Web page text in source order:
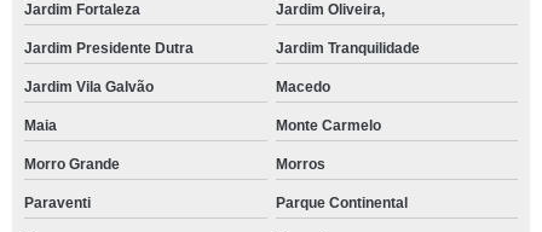
Jardim Fortaleza Jardim Oliveira,
Jardim Presidente Dutra Jardim Tranquilidade
Jardim Vila Galvão Macedo
Maia Monte Carmelo
Morro Grande Morros
Paraventi Parque Continental